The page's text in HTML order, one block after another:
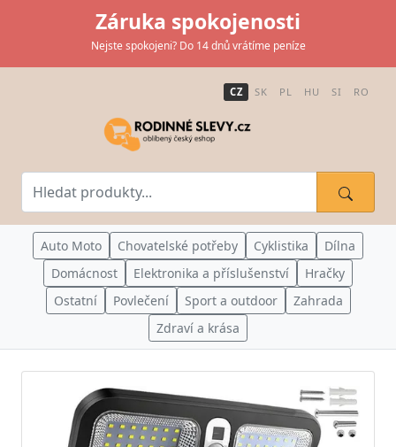
Záruka spokojenosti
Nejste spokojeni? Do 14 dnů vrátíme peníze
CZ SK PL HU SI RO
Auto Moto Chovatelské potřeby Cyklistika
Dílna
Domácnost
Elektronika a příslušenství
Hračky
Ostatní
Povlečení Sport a outdoor
Zahrada
Zdraví a krása